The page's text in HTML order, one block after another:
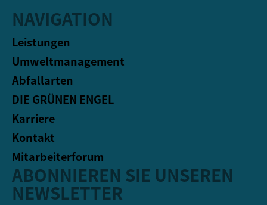
NAVIGATION
Leistungen
Umweltmanagement
Abfallarten
DIE GRÜNEN ENGEL
Karriere
Kontakt
Mitarbeiterforum
ABONNIEREN SIE UNSEREN
NEWSLETTER